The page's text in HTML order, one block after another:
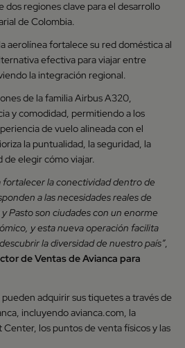
dos regiones clave para el desarrollo
de Colombia.
aerolínea fortalece su red doméstica al
efectiva para viajar entre
la integración regional.
de la familia Airbus A320,
y comodidad, permitiendo a los
de vuelo alineada con el
la puntualidad, la seguridad, la
de elegir cómo viajar.
fortalecer la conectividad dentro de
a las necesidades reales de
Pasto son ciudades con un enorme
y esta nueva operación facilita
la diversidad de nuestro país”,
de Ventas de Avianca para
adquirir sus tiquetes a través de
incluyendo avianca.com, la
los puntos de venta físicos y las